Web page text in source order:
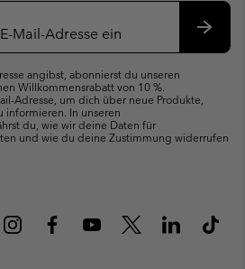
angibst, abonnierst du unseren
Willkommensrabatt von 10 %.
Adresse, um dich über neue Produkte,
In unseren
du, wie wir deine Daten für
und wie du deine Zustimmung widerrufen